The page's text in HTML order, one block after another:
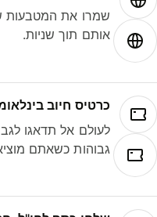
שמרו את המטבעות
אותם תוך שניות.
כרטיס חיוב בינלאומי
לעולם אל תדאגו לגבי
גבוהות כשאתם